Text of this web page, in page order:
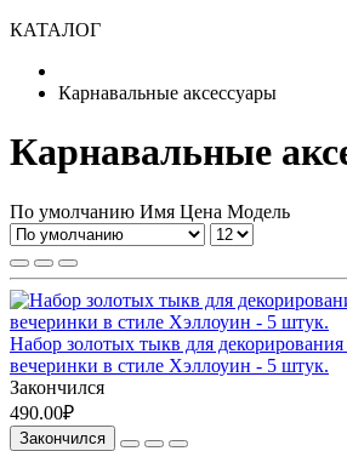
КАТАЛОГ
Карнавальные аксессуары
Карнавальные
По умолчанию Имя Цена Модель
Набор золотых тыкв для
вечеринки в стиле Хэллоуин - 5 штук.
Закончился
490.00₽
Закончился